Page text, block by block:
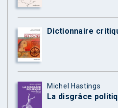
Dictionnaire
Michel Hastings
La disgrâce